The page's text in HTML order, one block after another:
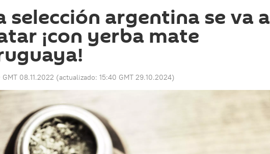
selección argentina se va a
¡con yerba mate
GMT 08.11.2022 (actualizado: 15:40 GMT 29.10.2024)